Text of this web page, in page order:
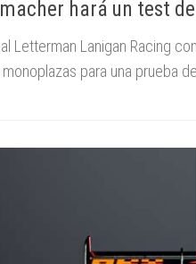
hará un test
Letterman Lanigan Racing
para una prueba